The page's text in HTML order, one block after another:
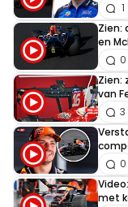
1
Zien:
en
0
Zien:
van
3
0
met